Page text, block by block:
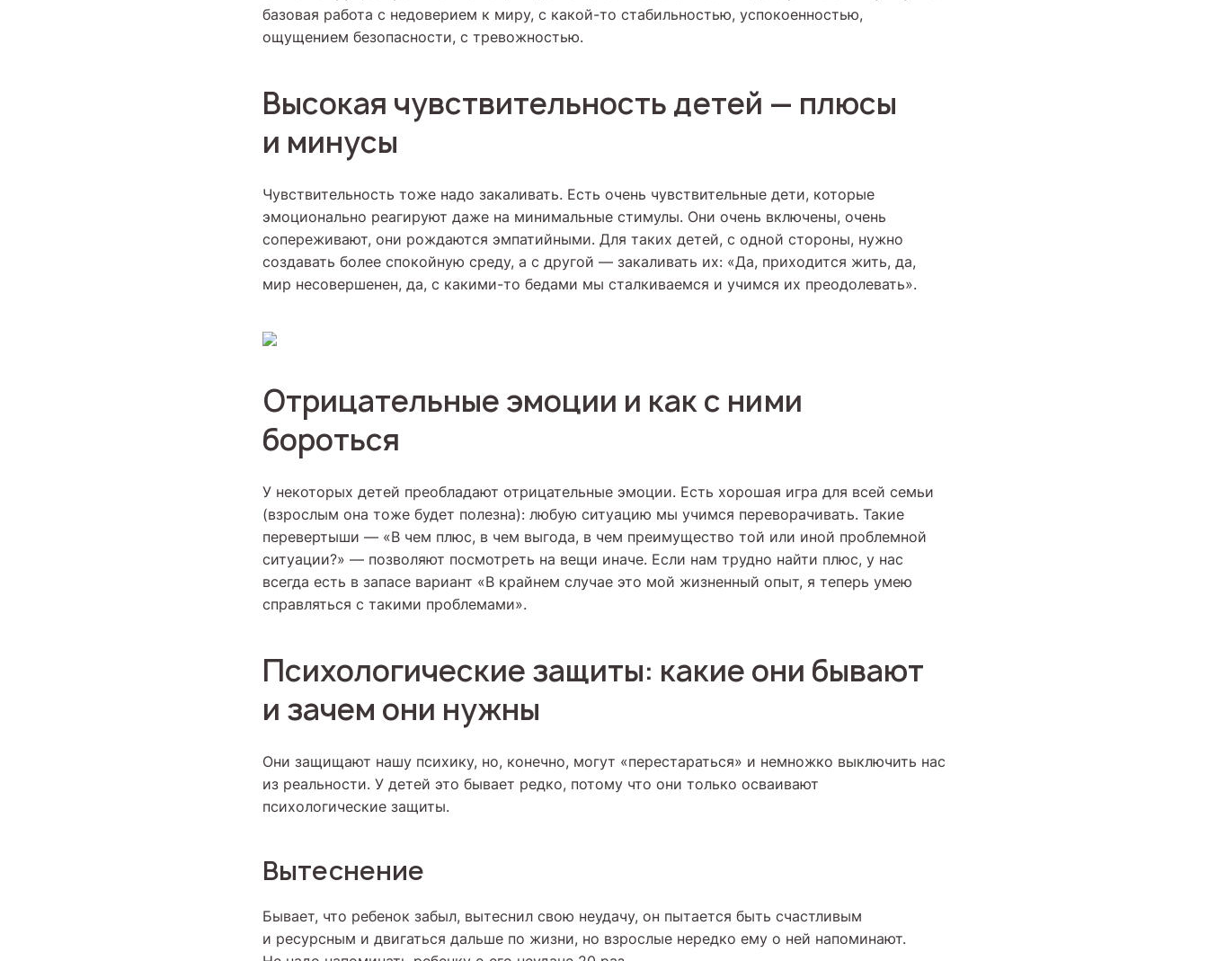
базовая работа с недоверием к миру, с какой-то стабильностью, успокоенностью,
ощущением безопасности, с тревожностью.
Высокая чувствительность детей — плюсы
и минусы
Чувствительность тоже надо закаливать. Есть очень чувствительные дети, которые
эмоционально реагируют даже на минимальные стимулы. Они очень включены, очень
сопереживают, они рождаются эмпатийными. Для таких детей, с одной стороны, нужно
создавать более спокойную среду, а с другой — закаливать их: «Да, приходится жить, да,
мир несовершенен, да, с какими-то бедами мы сталкиваемся и учимся их преодолевать».
Отрицательные эмоции и как с ними
бороться
У некоторых детей преобладают отрицательные эмоции. Есть хорошая игра для всей семьи
(взрослым она тоже будет полезна): любую ситуацию мы учимся переворачивать. Такие
перевертыши — «В чем плюс, в чем выгода, в чем преимущество той или иной проблемной
ситуации?» — позволяют посмотреть на вещи иначе. Если нам трудно найти плюс, у нас
всегда есть в запасе вариант «В крайнем случае это мой жизненный опыт, я теперь умею
справляться с такими проблемами».
Психологические защиты: какие они бывают
и зачем они нужны
Они защищают нашу психику, но, конечно, могут «перестараться» и немножко выключить нас
из реальности. У детей это бывает редко, потому что они только осваивают
психологические защиты.
Вытеснение
Бывает, что ребенок забыл, вытеснил свою неудачу, он пытается быть счастливым
и ресурсным и двигаться дальше по жизни, но взрослые нередко ему о ней напоминают.